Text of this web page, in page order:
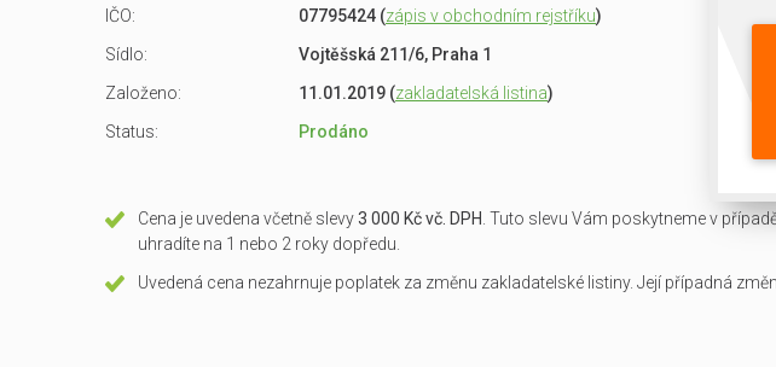
IČO:
07795424 (zápis v obchodním rejstříku)
Sídlo:
Vojtěšská 211/6, Praha 1
Založeno:
11.01.2019 (zakladatelská listina)
Status:
Prodáno
Cena je uvedena včetně slevy3 000 Kč vč. DPH . Tuto slevu Vám poskytneme v
uhradíte na 1 nebo 2 roky dopředu.
Uvedená cena nezahrnuje poplatek za změnu zakladatelské listiny. Její případná